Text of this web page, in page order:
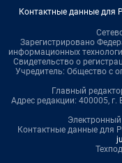
Контактные данные для
Зарегистрировано
информационных
Свидетельство о
Учредитель: Общество с
Главный
Адрес редакции: 400005, г.
Контактные данные для